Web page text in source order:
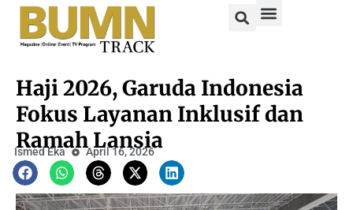
Haji 2026, Garuda Indonesia
Fokus Layanan Inklusif dan
Ramah Lansia
Ismed Eka April 16, 2026